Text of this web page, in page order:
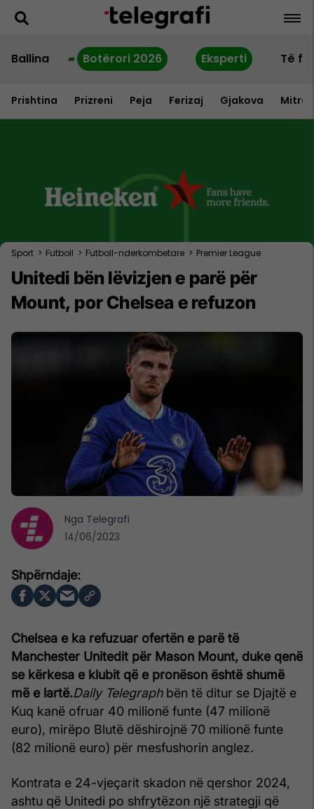
Ballina Botërori 2026 Eksperti Të
Prishtina Prizreni Peja Ferizaj Gjakova
Sport > Futboll > Futboll-nderkombetare > Premier League
Unitedi bën lëvizjen e parë për
Mount, por Chelsea e refuzon
Chelsea e ka refuzuar ofertën e parë të
Manchester Unitedit për Mason Mount, duke qenë
se kërkesa e klubit që e pronëson është shumë
më e lartë.Daily Telegraphbën të ditur se Djajtë e
Kuq kanë ofruar 40 milionë funte (47 milionë
euro), mirëpo Blutë dëshirojnë 70 milionë funte
(82 milionë euro) për mesfushorin anglez.
Kontrata e 24-vjeçarit skadon në qershor 2024,
ashtu që Unitedi po shfrytëzon një strategji që
Nga Telegrafi
14/06/2023